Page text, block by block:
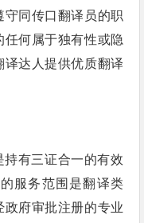
守同传口翻译员的职
何属于独有性或隐
达人提供优质翻译
有三证合一的有效
服务范围是翻译类
府审批注册的专业